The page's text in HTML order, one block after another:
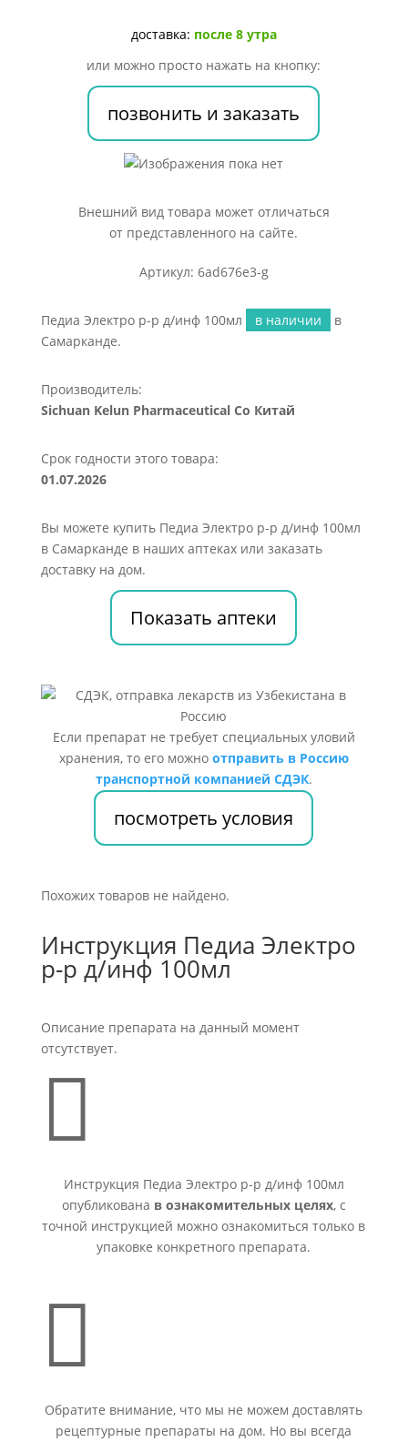
д/
100мл
доставка: после 8 утра
или можно просто нажать на кнопку:
позвонить и заказать
Внешний вид товара может отличаться
от представленного на сайте.
Артикул: 6ad676e3-g
Педиа Электро р-р д/инф 100мл в наличии
в
Самарканде.
Производитель:
Sichuan Kelun Pharmaceutical Co Китай
Срок годности этого товара:
01.07.2026
Вы можете купить Педиа Электро р-р д/инф 100мл
в Самарканде в наших аптеках или заказать
доставку на дом.
Показать аптеки
Если препарат не требует специальных уловий
хранения, то его можно отправить в Россию
транспортной компанией СДЭК.
посмотреть условия
Похожих товаров не найдено.
Инструкция Педиа Электро
р-р д/инф 100мл
Описание препарата на данный момент
отсутствует.

Инструкция Педиа Электро р-р д/инф 100мл
опубликована в ознакомительных целях, с
точной инструкцией можно ознакомиться только в
упаковке конкретного препарата.

Обратите внимание, что мы не можем доставлять
рецептурные препараты на дом. Но вы всегда